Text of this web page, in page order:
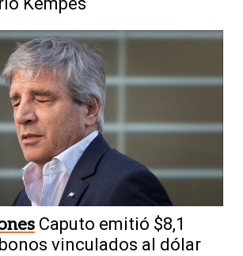
Caputo emitió $8,1
vinculados al dólar